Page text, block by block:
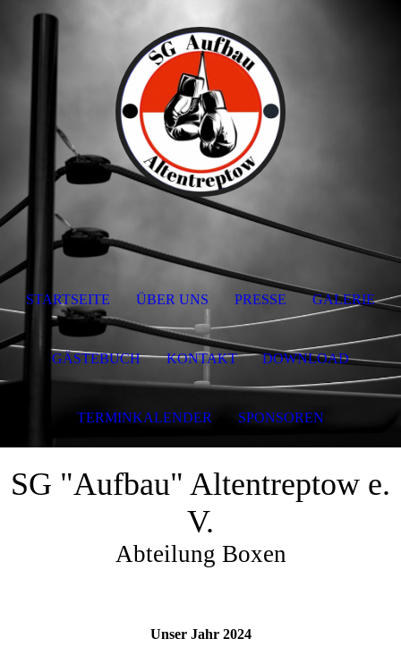
SG "Aufbau" Altentreptow e.
V.
Abteilung Boxen
Unser Jahr 2024
STARTSEITE ÜBER UNS PRESSE GALERIE
GÄSTEBUCH KONTAKT DOWNLOAD
TERMINKALENDER SPONSOREN